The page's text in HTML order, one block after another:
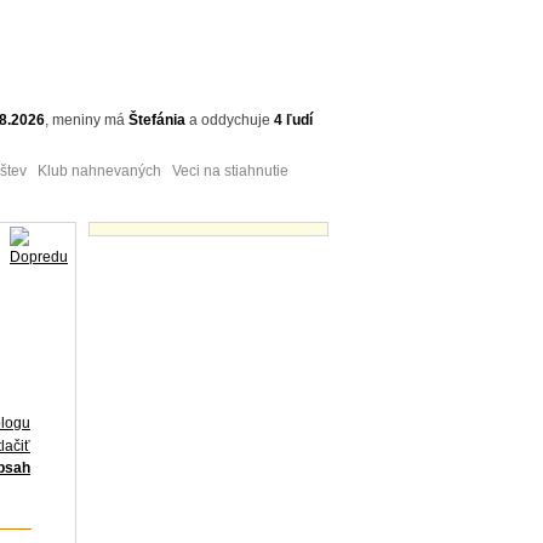
, meniny má Štefánia a oddychuje 4 ľudí
Klub nahnevaných Veci na stiahnutie